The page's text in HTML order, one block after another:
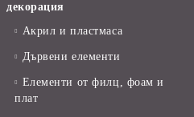
декорация
Акрил и пластмаса
Дървени елементи
Елементи от филц, фоам и
плат